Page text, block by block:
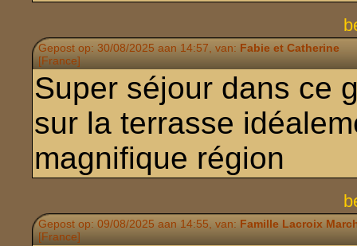
Gepost op: 30/08/2025 aan 14:57, van: Fabie et Catherine
[France]
Super séjour dans ce
sur la terrasse
magnifique région
Gepost op: 09/08/2025 aan 14:55, van: Famille Lacroix
[France]